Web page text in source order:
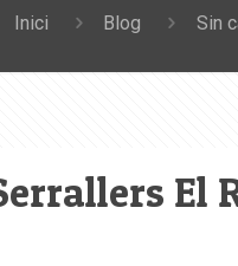
Inici Blog Sin
El